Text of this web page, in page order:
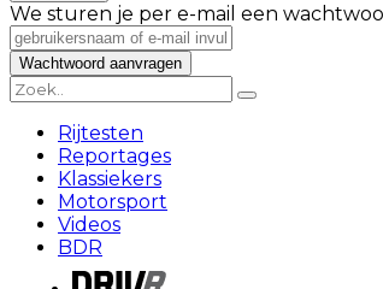
We sturen je per e-mail een
Rijtesten
Reportages
Klassiekers
Motorsport
Videos
BDR